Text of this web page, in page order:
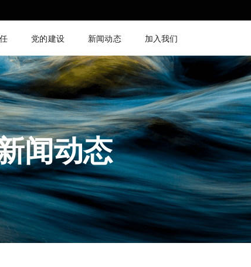
党的建设 新闻动态 加入我们
闻动态